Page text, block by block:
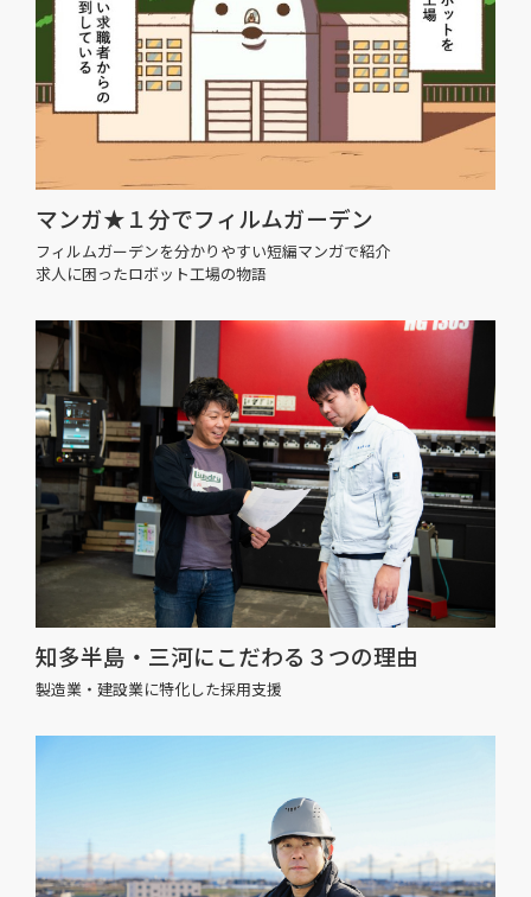
マンガ★１分でフィルムガーデン
フィルムガーデンを分かりやすい短編マンガで紹介
求人に困ったロボット工場の物語
知多半島・三河にこだわる３つの理由
製造業・建設業に特化した採用支援